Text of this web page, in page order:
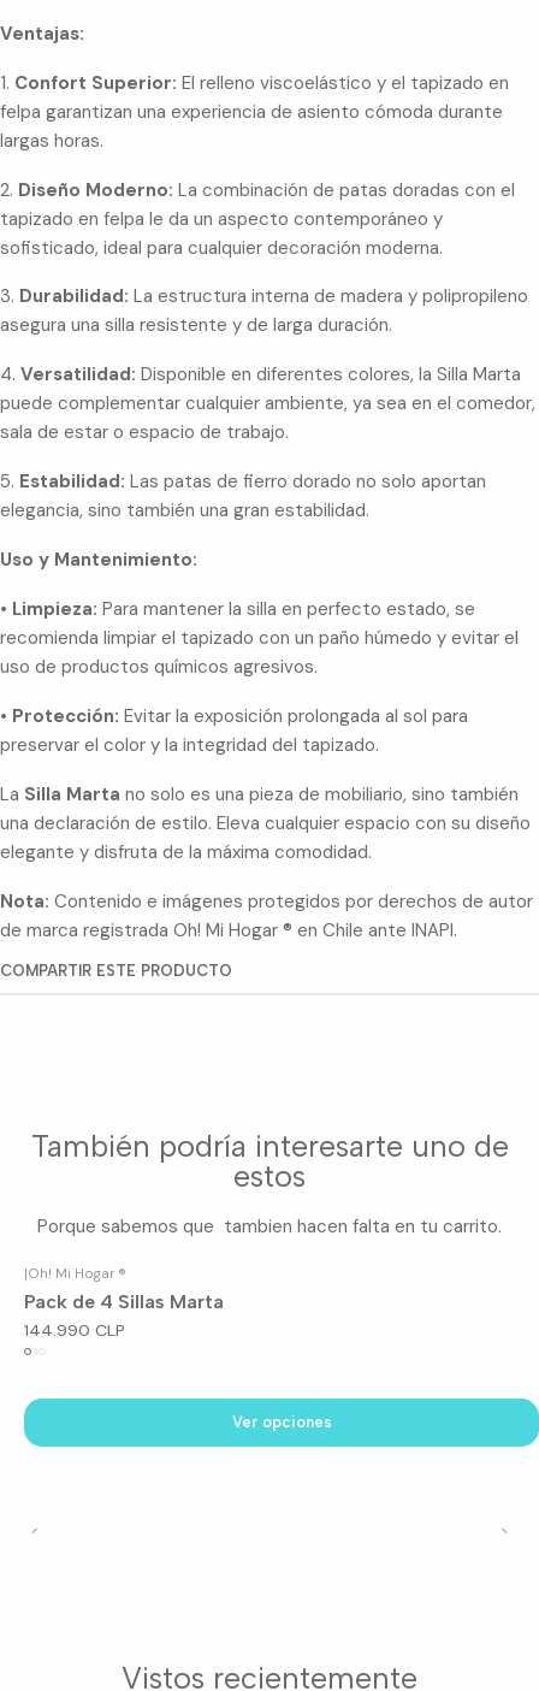
Ventajas:
1. Confort Superior: El relleno viscoelástico y el tapizado en
felpa garantizan una experiencia de asiento cómoda durante
largas horas.
2. Diseño Moderno: La combinación de patas doradas con el
tapizado en felpa le da un aspecto contemporáneo y
sofisticado, ideal para cualquier decoración moderna.
3. Durabilidad: La estructura interna de madera y polipropileno
asegura una silla resistente y de larga duración.
4. Versatilidad: Disponible en diferentes colores, la Silla Marta
puede complementar cualquier ambiente, ya sea en el comedor,
sala de estar o espacio de trabajo.
5. Estabilidad: Las patas de fierro dorado no solo aportan
elegancia, sino también una gran estabilidad.
Uso y Mantenimiento:
• Limpieza: Para mantener la silla en perfecto estado, se
recomienda limpiar el tapizado con un paño húmedo y evitar el
uso de productos químicos agresivos.
• Protección: Evitar la exposición prolongada al sol para
preservar el color y la integridad del tapizado.
La Silla Marta no solo es una pieza de mobiliario, sino también
una declaración de estilo. Eleva cualquier espacio con su diseño
elegante y disfruta de la máxima comodidad.
Nota: Contenido e imágenes protegidos por derechos de autor
de marca registrada Oh! Mi Hogar ® en Chile ante INAPI.
COMPARTIR ESTE PRODUCTO
También podría interesarte uno de
estos
Porque sabemos que tambien hacen falta en tu carrito.
|Oh! Mi Hogar ®
Pack de 4 Sillas Marta
144.990 CLP
Ver opciones
Vistos recientemente